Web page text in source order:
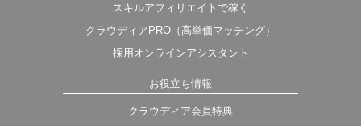
スキルアフィリエイトで稼ぐ
クラウディアPRO（高単価マッチング）
採用オンラインアシスタント
お役立ち情報
クラウディア会員特典